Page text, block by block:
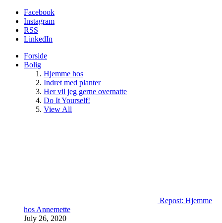
Facebook
Instagram
RSS
LinkedIn
Forside
Bolig
Hjemme hos
Indret med planter
Her vil jeg gerne overnatte
Do It Yourself!
View All
Repost: Hjemme
hos Annemette
July 26, 2020